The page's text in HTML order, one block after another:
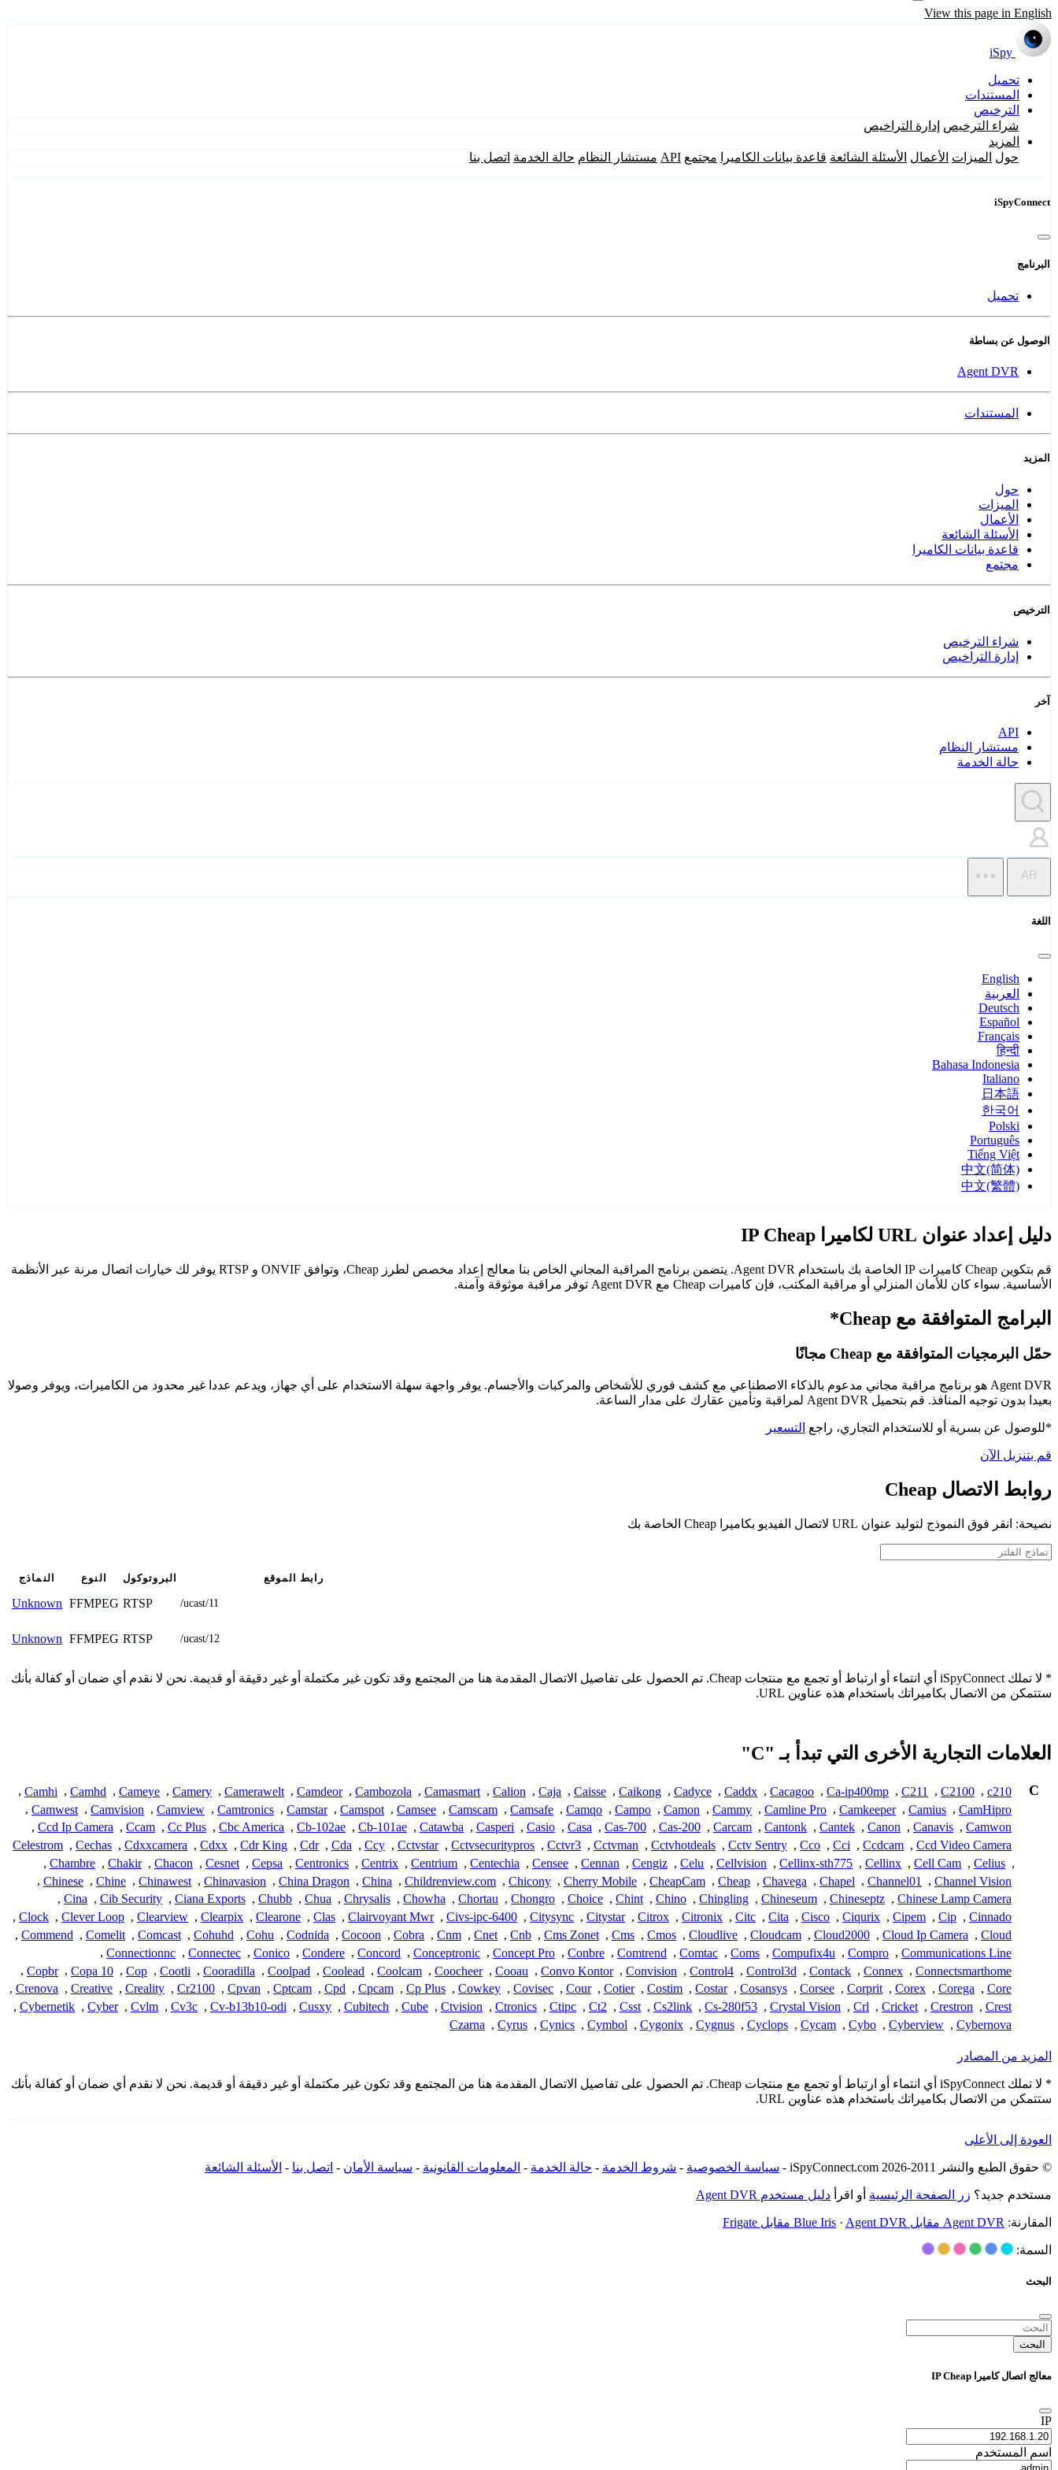
View this page in English
iSpy
تحميل
المستندات
الترخيص
شراء الترخيص إدارة التراخيص
المزيد
حول الميزات الأعمال الأسئلة الشائعة قاعدة بيانات الكاميرا مجتمع API مستشار النظام حالة الخدمة اتصل بنا
iSpyConnect
البرنامج
تحميل
الوصول عن بساطة
Agent DVR
المستندات
المزيد
حول
الميزات
الأعمال
الأسئلة الشائعة
قاعدة بيانات الكاميرا
مجتمع
الترخيص
شراء الترخيص
إدارة التراخيص
آخر
API
مستشار النظام
حالة الخدمة
AR
اللغة
English
العربية
Deutsch
Español
Français
हिन्दी
Bahasa Indonesia
Italiano
日本語
한국어
Polski
Português
Tiếng Việt
中文(简体)
中文(繁體)
دليل إعداد عنوان URL لكاميرا IP Cheap
قم بتكوين Cheap كاميرات IP الخاصة بك باستخدام Agent DVR. يتضمن برنامج المراقبة المجاني الخاص بنا معالج إعداد مخصص لطرز Cheap، وتوافق ONVIF و RTSP يوفر لك خيارات اتصال مرنة عبر الأنظمة
الأساسية. سواء كان للأمان المنزلي أو مراقبة المكتب، فإن كاميرات Cheap مع Agent DVR توفر مراقبة موثوقة وآمنة.
البرامج المتوافقة مع Cheap*
حمّل البرمجيات المتوافقة مع Cheap مجانًا
Agent DVR هو برنامج مراقبة مجاني مدعوم بالذكاء الاصطناعي مع كشف فوري للأشخاص والمركبات والأجسام. يوفر واجهة سهلة الاستخدام على أي جهاز، ويدعم عددا غير محدود من الكاميرات، ويوفر وصولا
بعيدا بدون توجيه المنافذ. قم بتحميل Agent DVR لمراقبة وتأمين عقارك على مدار الساعة.
*للوصول عن بسرية أو للاستخدام التجاري، راجع التسعير
قم بتنزيل الآن
روابط الاتصال Cheap
نصيحة: انقر فوق النموذج لتوليد عنوان URL لاتصال الفيديو بكاميرا Cheap الخاصة بك
النماذج النوع البروتوكول رابط الموقع
Unknown FFMPEG RTSP /ucast/11
Unknown FFMPEG RTSP /ucast/12
* لا تملك iSpyConnect أي انتماء أو ارتباط أو تجمع مع منتجات Cheap. تم الحصول على تفاصيل الاتصال المقدمة هنا من المجتمع وقد تكون غير مكتملة أو غير دقيقة أو قديمة. نحن لا نقدم أي ضمان أو كفالة بأنك
ستتمكن من الاتصال بكاميراتك باستخدام هذه عناوين URL.
العلامات التجارية الأخرى التي تبدأ بـ "C"
C
c210
,
C2100
,
C211
,
Ca-ip400mp
,
Cacagoo
,
Caddx
,
Cadyce
,
Caikong
,
Caisse
,
Caja
,
Calion
,
Camasmart
,
Cambozola
,
Camdeor
,
Camerawelt
,
Camery
,
Cameye
,
Camhd
,
Camhi
,
CamHipro
,
Camius
,
Camkeeper
,
Camline Pro
,
Cammy
,
Camon
,
Campo
,
Camqo
,
Camsafe
,
Camscam
,
Camsee
,
Camspot
,
Camstar
,
Camtronics
,
Camview
,
Camvision
,
Camwest
,
Camwon
,
Canavis
,
Canon
,
Cantek
,
Cantonk
,
Carcam
,
Cas-200
,
Cas-700
,
Casa
,
Casio
,
Casperi
,
Catawba
,
Cb-101ae
,
Cb-102ae
,
Cbc America
,
Cc Plus
,
Ccam
,
Ccd Ip Camera
,
Ccd Video Camera
,
Ccdcam
,
Cci
,
Cco
,
Cctv Sentry
,
Cctvhotdeals
,
Cctvman
,
Cctvr3
,
Cctvsecuritypros
,
Cctvstar
,
Ccy
,
Cda
,
Cdr
,
Cdr King
,
Cdxx
,
Cdxxcamera
,
Cechas
,
Celestrom
,
Celius
,
Cell Cam
,
Cellinx
,
Cellinx-sth775
,
Cellvision
,
Celu
,
Cengiz
,
Cennan
,
Censee
,
Centechia
,
Centrium
,
Centrix
,
Centronics
,
Cepsa
,
Cesnet
,
Chacon
,
Chakir
,
Chambre
,
Channel Vision
,
Channel01
,
Chapel
,
Chavega
,
Cheap
,
CheapCam
,
Cherry Mobile
,
Chicony
,
Childrenview.com
,
China
,
China Dragon
,
Chinavasion
,
Chinawest
,
Chine
,
Chinese
,
Chinese Lamp Camera
,
Chineseptz
,
Chineseum
,
Chingling
,
Chino
,
Chint
,
Choice
,
Chongro
,
Chortau
,
Chowha
,
Chrysalis
,
Chua
,
Chubb
,
Ciana Exports
,
Cib Security
,
Cina
,
Cinnado
,
Cip
,
Cipem
,
Ciqurix
,
Cisco
,
Cita
,
Citc
,
Citronix
,
Citrox
,
Citystar
,
Citysync
,
Civs-ipc-6400
,
Clairvoyant Mwr
,
Clas
,
Clearone
,
Clearpix
,
Clearview
,
Clever Loop
,
Clock
,
Cloud
,
Cloud Ip Camera
,
Cloud2000
,
Cloudcam
,
Cloudlive
,
Cmos
,
Cms
,
Cms Zonet
,
Cnb
,
Cnet
,
Cnm
,
Cobra
,
Cocoon
,
Codnida
,
Cohu
,
Cohuhd
,
Comcast
,
Comelit
,
Commend
,
Communications Line
,
Compro
,
Compufix4u
,
Coms
,
Comtac
,
Comtrend
,
Conbre
,
Concept Pro
,
Conceptronic
,
Concord
,
Condere
,
Conico
,
Connectec
,
Connectionnc
,
Connectsmarthome
,
Connex
,
Contack
,
Control3d
,
Control4
,
Convision
,
Convo Kontor
,
Cooau
,
Coocheer
,
Coolcam
,
Coolead
,
Coolpad
,
Cooradilla
,
Cootli
,
Cop
,
Copa 10
,
Copbr
,
Core
,
Corega
,
Corex
,
Corprit
,
Corsee
,
Cosansys
,
Costar
,
Costim
,
Cotier
,
Cour
,
Covisec
,
Cowkey
,
Cp Plus
,
Cpcam
,
Cpd
,
Cptcam
,
Cpvan
,
Cr2100
,
Creality
,
Creative
,
Crenova
,
Crest
,
Crestron
,
Cricket
,
Crl
,
Crystal Vision
,
Cs-280f53
,
Cs2link
,
Csst
,
Ct2
,
Ctipc
,
Ctronics
,
Ctvision
,
Cube
,
Cubitech
,
Cusxy
,
Cv-b13b10-odi
,
Cv3c
,
Cvlm
,
Cyber
,
Cybernetik
,
Cybernova
,
Cyberview
,
Cybo
,
Cycam
,
Cyclops
,
Cygnus
,
Cygonix
,
Cymbol
,
Cynics
,
Cyrus
,
Czarna
المزيد من المصادر
* لا تملك iSpyConnect أي انتماء أو ارتباط أو تجمع مع منتجات Cheap. تم الحصول على تفاصيل الاتصال المقدمة هنا من المجتمع وقد تكون غير مكتملة أو غير دقيقة أو قديمة. نحن لا نقدم أي ضمان أو كفالة بأنك
ستتمكن من الاتصال بكاميراتك باستخدام هذه عناوين URL.
العودة إلى الأعلى
© حقوق الطبع والنشر 2011-2026 iSpyConnect.com - سياسة الخصوصية - شروط الخدمة - حالة الخدمة - المعلومات القانونية - سياسة الأمان - اتصل بنا - الأسئلة الشائعة
مستخدم جديد؟ زر الصفحة الرئيسية أو اقرأ دليل مستخدم Agent DVR
المقارنة: Agent DVR مقابل Blue Iris · Agent DVR مقابل Frigate
السمة:
البحث
البحث
معالج اتصال كاميرا IP Cheap
IP
اسم المستخدم